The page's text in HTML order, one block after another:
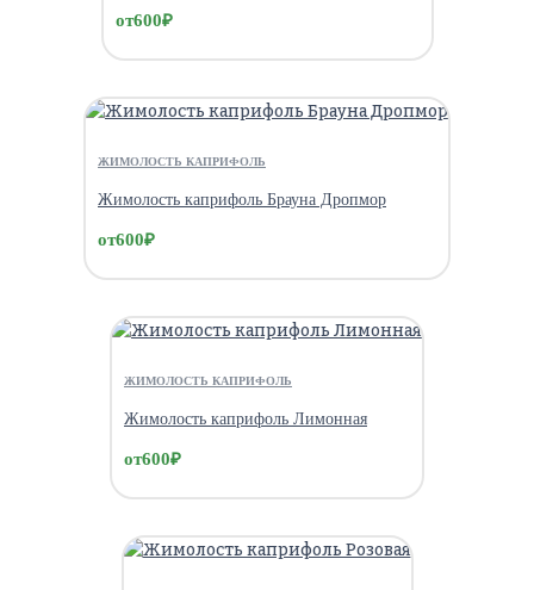
от600₽
ЖИМОЛОСТЬ КАПРИФОЛЬ
Жимолость каприфоль Брауна Дропмор
от600₽
ЖИМОЛОСТЬ КАПРИФОЛЬ
Жимолость каприфоль Лимонная
от600₽